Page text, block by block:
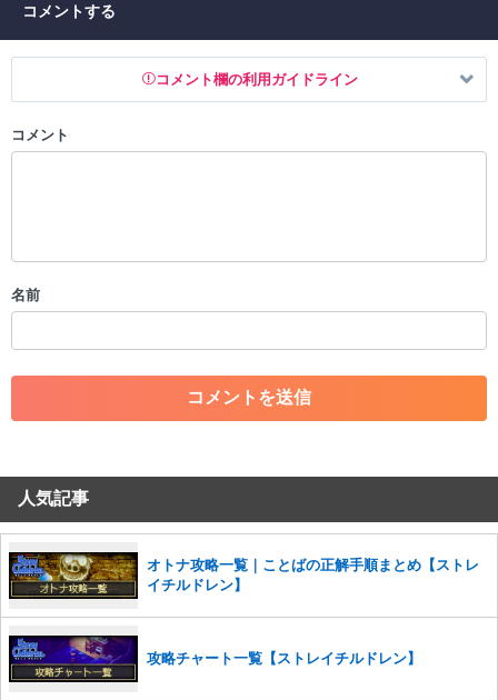
コメントする
コメント欄の利用ガイドライン
以下の書き込みを禁止とし、場合によってはコメント削除や書き込み制
・一度削除された投稿を再び投稿すること
・アカウントの売買など金銭が絡む内容の投稿
・各ゲームのネタバレを含む内容の投稿
・その他、管理者が不適切と判断した投稿
コメントの削除を申請する
せていただきます。ご了承ください。
※一度削除したコメントは復元ができませんのでご注意くだ
さい。
かじめご理解くださいませ。
コメント
名前
人気記事
オトナ攻略一覧｜ことばの正解手順まとめ【ストレ
イチルドレン】
攻略チャート一覧【ストレイチルドレン】